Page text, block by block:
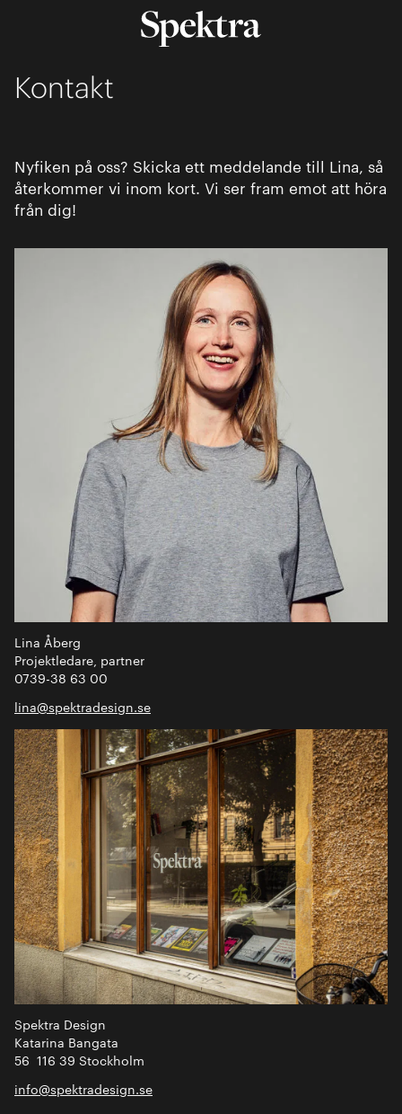
Kontakt
Nyfiken på oss? Skicka ett meddelande till Lina, så
återkommer vi inom kort. Vi ser fram emot att höra
från dig!
Lina Åberg
Projektledare, partner
0739-38 63 00
lina@spektradesign.se
Spektra Design
Katarina Bangata
56 116 39 Stockholm
info@spektradesign.se